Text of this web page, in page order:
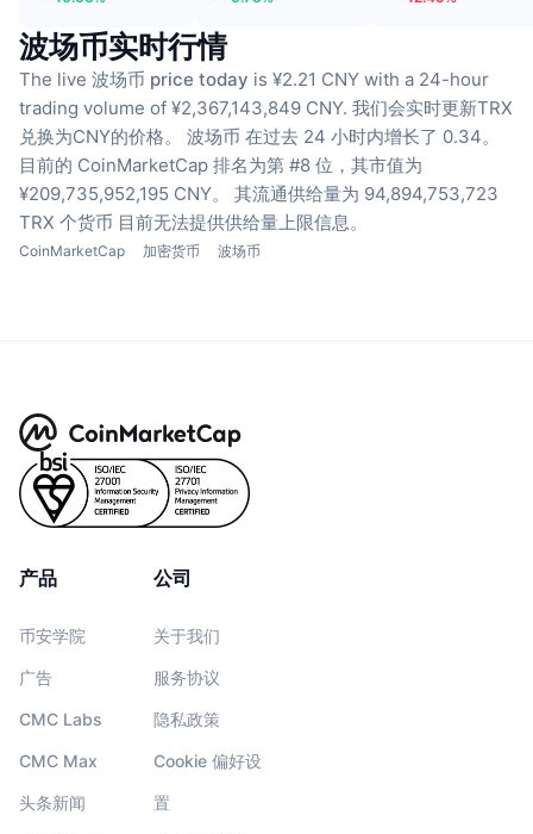
波场币实时行情
The live 波场币 price today is ¥2.21 CNY with a 24-hour
trading volume of ¥2,367,143,849 CNY. 我们会实时更新TRX
兑换为CNY的价格。
波场币 在过去 24 小时内增长了 0.34。
目前的 CoinMarketCap 排名为第 #8 位，其市值为
¥209,735,952,195 CNY。
其流通供给量为 94,894,753,723
TRX 个货币 目前无法提供供给量上限信息。
CoinMarketCap 加密货币 波场币
产品
币安学院
广告
CMC Labs
CMC Max
头条新闻
公司
关于我们
服务协议
隐私政策
Cookie 偏好设
置